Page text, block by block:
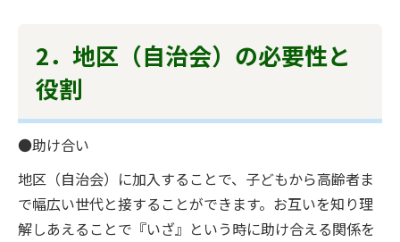
2．地区（自治会）の必要性と
役割
●助け合い
地区（自治会）に加入することで、子どもから高齢者ま
で幅広い世代と接することができます。お互いを知り理
解しあえることで『いざ』という時に助け合える関係を